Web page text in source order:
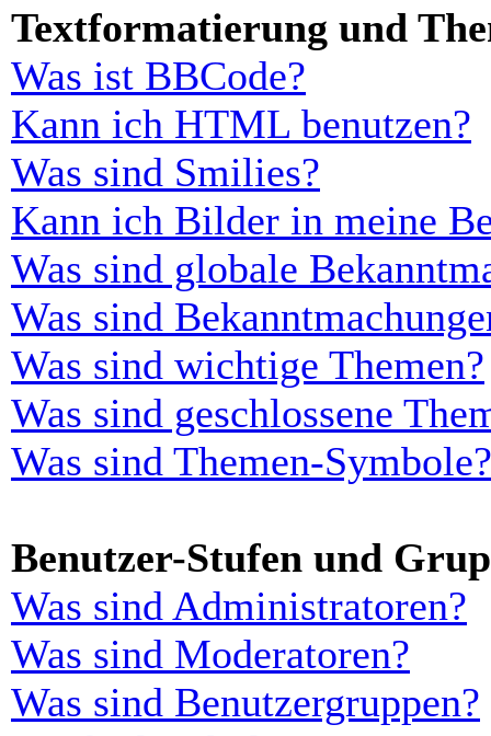
Textformatierung und
Was ist BBCode?
Kann ich HTML benutzen?
Was sind Smilies?
Kann ich Bilder in meine
Was sind globale
Was sind
Was sind wichtige Themen?
Was sind geschlossene
Was sind Themen-Symbole?
Benutzer-Stufen und
Was sind Administratoren?
Was sind Moderatoren?
Was sind Benutzergruppen?